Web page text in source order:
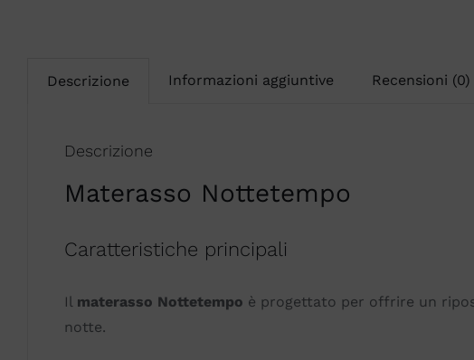
Descrizione Informazioni aggiuntive Recensioni (0)
Descrizione
Materasso Nottetempo
Caratteristiche principali
Il materasso Nottetempo è progettato per offrire un
notte.